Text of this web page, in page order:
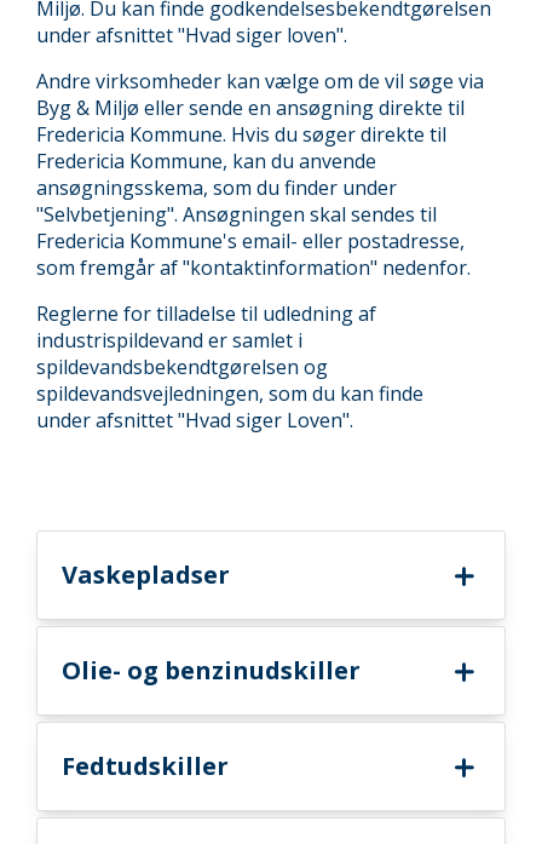
Miljø. Du kan finde godkendelsesbekendtgørelsen
under afsnittet "Hvad siger loven".
Andre virksomheder kan vælge om de vil søge via
Byg & Miljø eller sende en ansøgning direkte til
Fredericia Kommune. Hvis du søger direkte til
Fredericia Kommune, kan du anvende
ansøgningsskema, som du finder under
"Selvbetjening". Ansøgningen skal sendes til
Fredericia Kommune's email- eller postadresse,
som fremgår af "kontaktinformation" nedenfor.
Reglerne for tilladelse til udledning af
industrispildevand er samlet i
spildevandsbekendtgørelsen og
spildevandsvejledningen, som du kan finde
under afsnittet "Hvad siger Loven".
Vaskepladser
Olie- og benzinudskiller
Fedtudskiller